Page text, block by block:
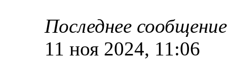
Последнее
11 ноя 2024, 11:06